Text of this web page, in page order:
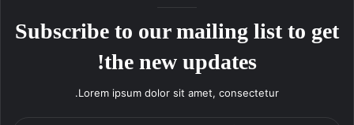
Subscribe to our mailing list to get
the new updates!
Lorem ipsum dolor sit amet, consectetur.